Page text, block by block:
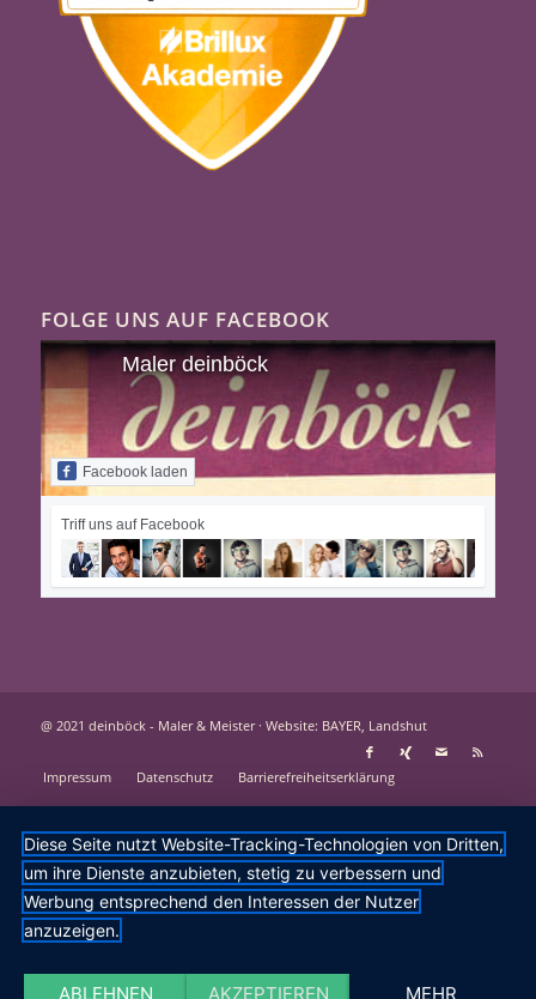
FOLGE UNS AUF FACEBOOK
Maler deinböck
Facebook laden
Triff uns auf Facebook
@ 2021 deinböck - Maler & Meister · Website: BAYER, Landshut
Impressum Datenschutz Barrierefreiheitserklärung
Diese Seite nutzt Website-Tracking-Technologien von Dritten,
um ihre Dienste anzubieten, stetig zu verbessern und
Werbung entsprechend den Interessen der Nutzer
anzuzeigen.
ABLEHNEN AKZEPTIEREN MEHR